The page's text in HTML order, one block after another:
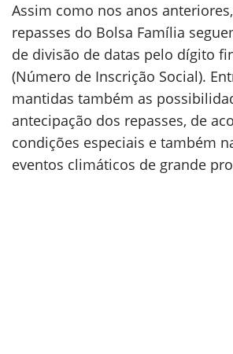
Assim como nos anos
repasses do Bolsa Família
de divisão de datas pelo dígito
(Número de Inscrição Social).
mantidas também as
antecipação dos repasses, de
condições especiais e também
eventos climáticos de grande